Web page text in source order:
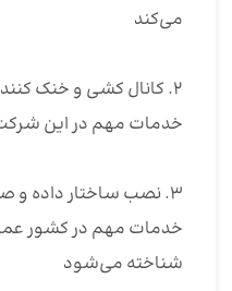
می‌کند
۲. کانال کشی و خنک
خدمات مهم در این
۳. نصب ساختار داده و
خدمات مهم در کشور
شناخته می‌شود